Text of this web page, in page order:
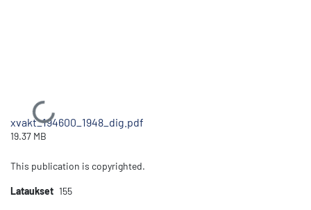
Ladataan...
xvakt_194600_1948_dig.pdf
19.37 MB
This publication is copyrighted.
Lataukset 155